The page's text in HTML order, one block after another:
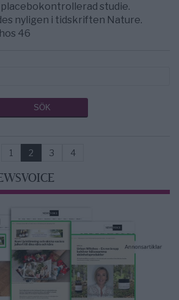
studie.
nyligen i tidskriften Nature.
46
1 2 3 4